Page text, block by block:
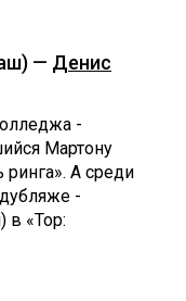
— Денис
-
Мартону
А среди
-
«Тор: